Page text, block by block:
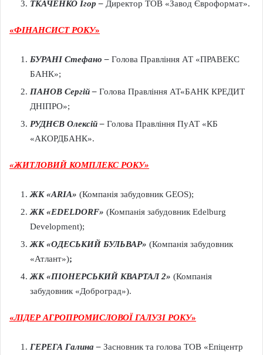
ТКАЧЕНКО Ігор – Директор ТОВ «Завод Євроформат».
«ФІНАНСИСТ РОКУ»
БУРАНІ Стефано – Голова Правління АТ «ПРАВЕКС
БАНК»;
ПАНОВ Сергій – Голова Правління АТ«БАНК КРЕДИТ
ДНІПРО»;
РУДНЄВ Олексій – Голова Правління ПуАТ «КБ
«АКОРДБАНК».
«ЖИТЛОВИЙ КОМПЛЕКС РОКУ»
ЖК «ARIA» (Компанія забудовник GEOS);
ЖК «EDELDORF» (Компанія забудовник Edelburg
Development);
ЖК «ОДЕСЬКИЙ БУЛЬВАР» (Компанія забудовник
«Атлант»);
ЖК «ПІОНЕРСЬКИЙ КВАРТАЛ 2» (Компанія
забудовник «Доброград»).
«ЛІДЕР АГРОПРОМИСЛОВОЇ ГАЛУЗІ РОКУ»
ГЕРЕГА Галина – Засновник та голова ТОВ «Епіцентр